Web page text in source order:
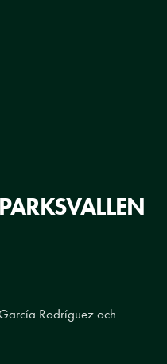
Rodríguez och